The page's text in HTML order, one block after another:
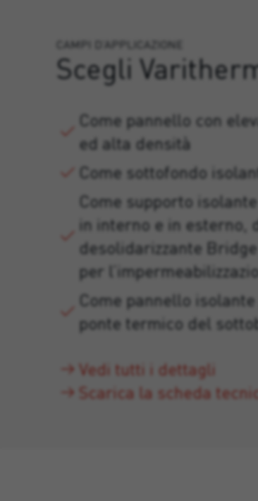
CAMPI D’APPLICAZIONE
Scegli
Come pannello con
ed alta densità
Come sottofondo
Come supporto
in interno e in esterno,
desolidarizzante
per
Come pannello
ponte termico del
Vedi tutti i dettagli
Scarica la scheda